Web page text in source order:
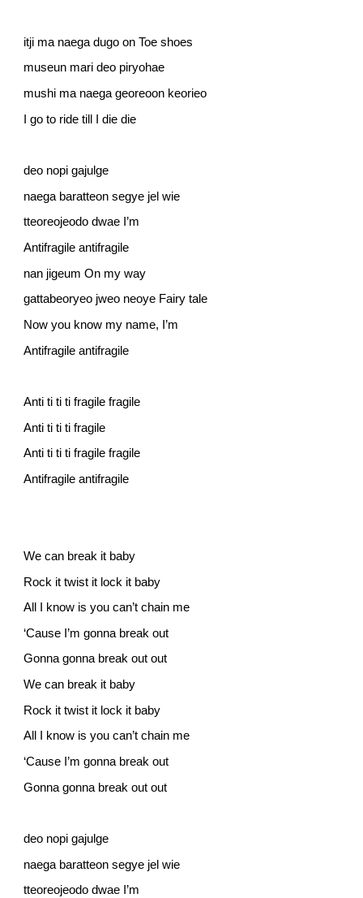
itji ma naega dugo on Toe shoes
museun mari deo piryohae
mushi ma naega georeoon keorieo
I go to ride till I die die
deo nopi gajulge
naega baratteon segye jel wie
tteoreojeodo dwae I’m
Antifragile antifragile
nan jigeum On my way
gattabeoryeo jweo neoye Fairy tale
Now you know my name, I’m
Antifragile antifragile
Anti ti ti ti fragile fragile
Anti ti ti ti fragile
Anti ti ti ti fragile fragile
Antifragile antifragile
We can break it baby
Rock it twist it lock it baby
All I know is you can’t chain me
‘Cause I’m gonna break out
Gonna gonna break out out
We can break it baby
Rock it twist it lock it baby
All I know is you can’t chain me
‘Cause I’m gonna break out
Gonna gonna break out out
deo nopi gajulge
naega baratteon segye jel wie
tteoreojeodo dwae I’m